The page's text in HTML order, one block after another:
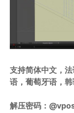
支持简体中文，
语，葡萄牙语，
解压密码：